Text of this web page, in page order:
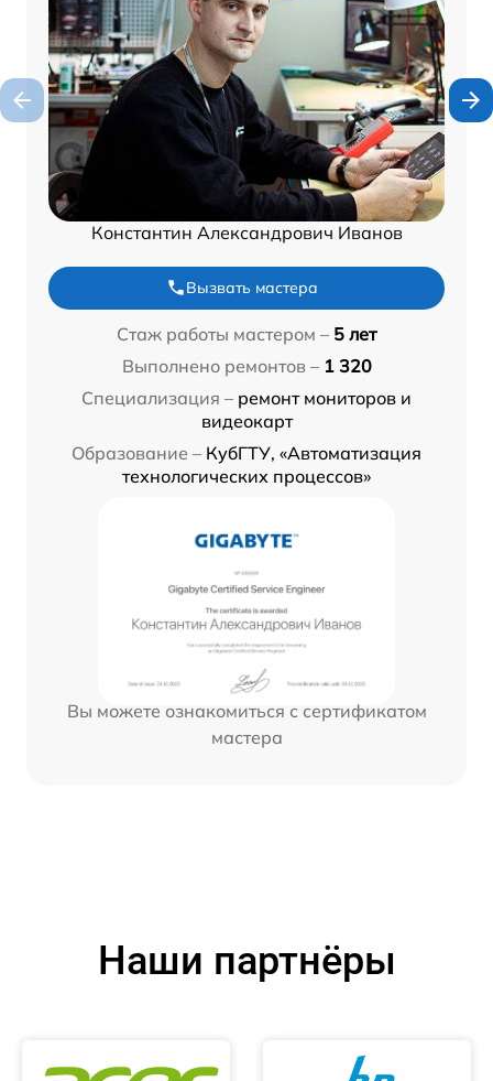
Константин Александрович Иванов
Вызвать мастера
Стаж работы мастером – 5 лет
Выполнено ремонтов – 1 320
Специализация – ремонт мониторов и
видеокарт
Образование – КубГТУ, «Автоматизация
технологических процессов»
Вы можете ознакомиться с сертификатом
мастера
Наши партнёры